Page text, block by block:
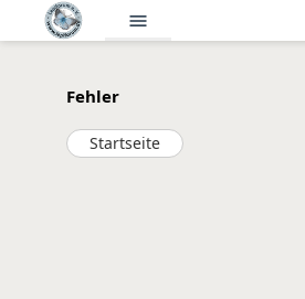
menu
Fehler
Startseite